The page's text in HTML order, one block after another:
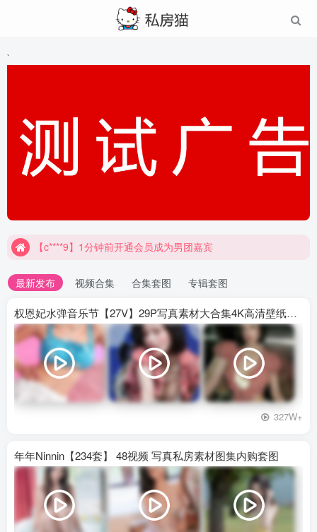
`
【c****9】1分钟前开通会员成为男团嘉宾
最新发布 视频合集 合集套图 专辑套图
权恩妃水弹音乐节【27V】29P写真素材大合集4K高清壁纸照片素材
327W+
年年Ninnin【234套】 48视频 写真私房素材图集内购套图